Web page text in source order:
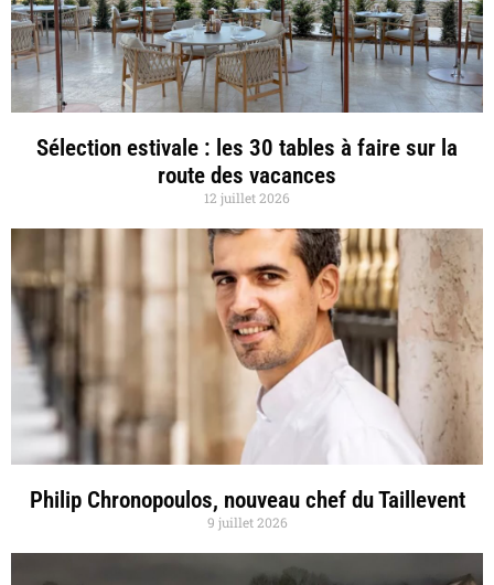
Sélection estivale : les 30 tables à faire sur la
route des vacances
12 juillet 2026
Philip Chronopoulos, nouveau chef du Taillevent
9 juillet 2026